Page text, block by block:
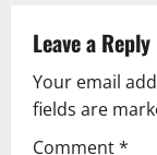
a
v
i
Leave a Reply
Your email
fields are
Comment*